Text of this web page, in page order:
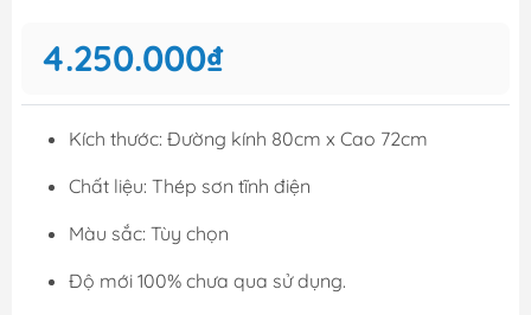
4.250.000₫
Kích thước: Đường kính 80cm x Cao 72cm
Chất liệu: Thép sơn tĩnh điện
Màu sắc: Tùy chọn
Độ mới 100% chưa qua sử dụng.